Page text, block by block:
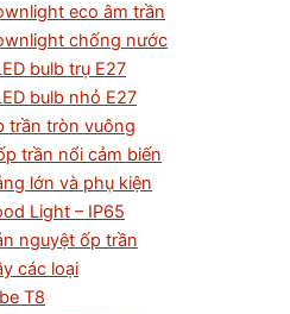
eco âm trần
chống nước
bulb trụ E27
bulb nhỏ E27
trần tròn vuông
trần nổi cảm biến
lớn và phụ kiện
Light – IP65
nguyệt ốp trần
các loại
T8